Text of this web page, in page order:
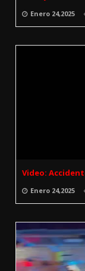
Enero 24,2025
Video:
Enero 24,2025